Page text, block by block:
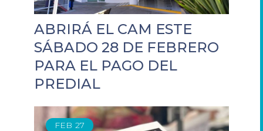
ABRIRÁ EL CAM ESTE
SÁBADO 28 DE FEBRERO
PARA EL PAGO DEL
PREDIAL
FEB 27